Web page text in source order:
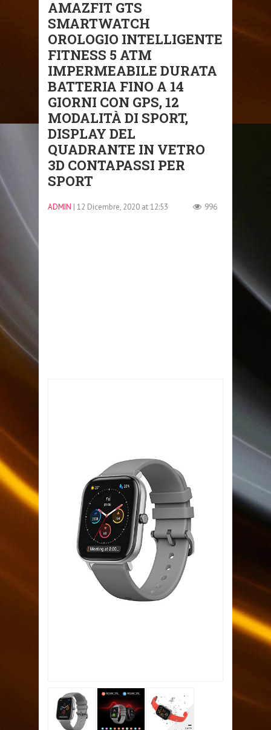
AMAZFIT GTS
SMARTWATCH
OROLOGIO INTELLIGENTE
FITNESS 5 ATM
IMPERMEABILE DURATA
BATTERIA FINO A 14
GIORNI CON GPS, 12
MODALITÀ DI SPORT,
DISPLAY DEL
QUADRANTE IN VETRO
3D CONTAPASSI PER
SPORT
ADMIN | 12 Dicembre, 2020 at 12:53 996